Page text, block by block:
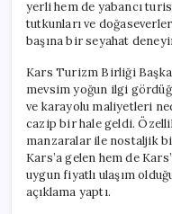
yerli hem de yabancı
tutkunları ve
başına bir seyahat
Kars Turizm Birliği
mevsim yoğun ilgi
ve karayolu maliyetleri
cazip bir hale geldi.
manzaralar ile nostaljik
Kars’a gelen hem de
uygun fiyatlı ulaşım
açıklama yaptı.